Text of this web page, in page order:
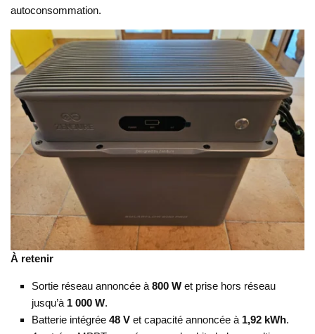
autoconsommation.
À retenir
Sortie réseau annoncée à 800 W et prise hors réseau
jusqu’à 1 000 W.
Batterie intégrée 48 V et capacité annoncée à 1,92 kWh.